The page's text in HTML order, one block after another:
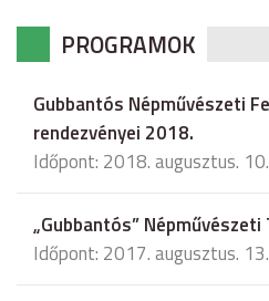
PROGRAMOK
Gubbantós Népművészeti
rendezvényei 2018.
Időpont: 2018. augusztus. 10.
„Gubbantós” Népművészeti
Időpont: 2017. augusztus. 13.